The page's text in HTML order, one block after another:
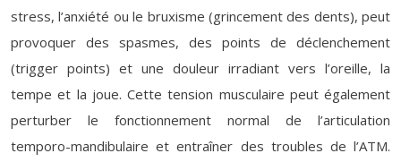
stress, l’anxiété ou le bruxisme (grincement des dents), peut
provoquer des spasmes, des points de déclenchement
(trigger points) et une douleur irradiant vers l’oreille, la
tempe et la joue. Cette tension musculaire peut également
perturber le fonctionnement normal de l’articulation
temporo-mandibulaire et entraîner des troubles de l’ATM.